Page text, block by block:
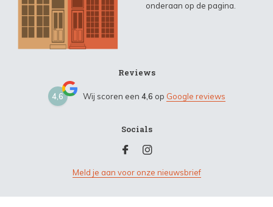
onderaan op de pagina.
Reviews
4,6 Wij scoren een 4,6 op Google reviews
Socials
Meld je aan voor onze nieuwsbrief